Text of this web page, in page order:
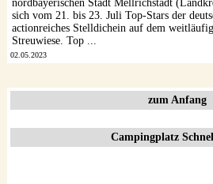
nordbayerischen Stadt Mellrichstadt
sich vom 21. bis 23. Juli Top-Stars der
actionreiches Stelldichein auf dem
Streuwiese. Top ...
02.05.2023
zum Anfang
Campingplatz